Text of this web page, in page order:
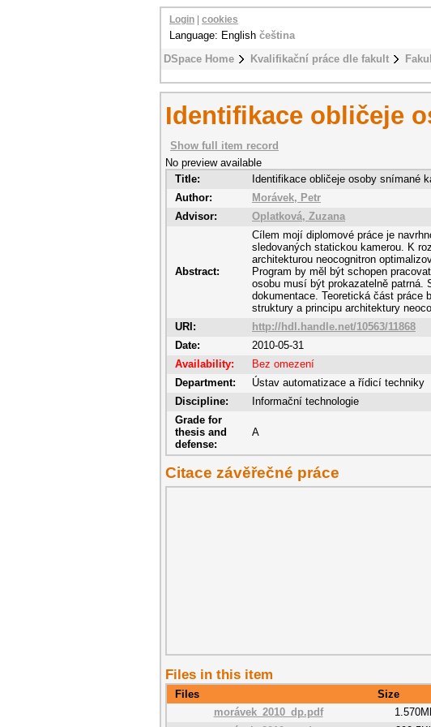
DSpace Home Kvalifikační práce dle fakult
Login cookies
Language: English čeština
Identifikace obličeje
Show full item record
No preview available
Title:
Identifikace obličeje osoby snímané
Author:
Morávek, Petr
Advisor:
Oplatková, Zuzana
Abstract:
Cílem mojí diplomové práce je
sledovaných statickou kamerou. K
architekturou neocognitron
Program by měl být schopen
osobu musí být prokazatelně patrná.
dokumentace. Teoretická část práce
struktury a principu architektury
URI:
http://hdl.handle.net/10563/11868
Date:
2010-05-31
Availability:
Bez omezení
Department:
Ústav automatizace a řídicí techniky
Discipline:
Informační technologie
Grade for
thesis and
defense:
A
Citace závěřečné práce
Files in this item
Files Size
morávek_2010_dp.pdf